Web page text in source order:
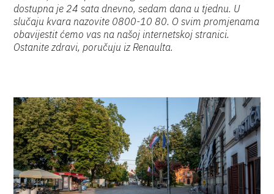
dostupna je 24 sata dnevno, sedam dana u tjednu. U
slučaju kvara nazovite 0800-10 80. O svim promjenama
obavijestit ćemo vas na našoj internetskoj stranici.
Ostanite zdravi, poručuju iz Renaulta.